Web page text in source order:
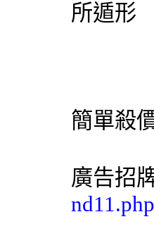
所遁形
簡單殺
廣告招
nd11.php